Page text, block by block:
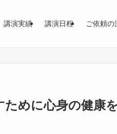
講演実績 講演日程 ご依頼の
ために心身の健康